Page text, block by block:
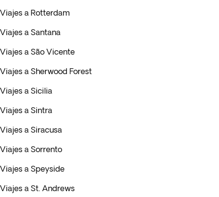
Viajes a Rotterdam
Viajes a Santana
Viajes a São Vicente
Viajes a Sherwood Forest
Viajes a Sicilia
Viajes a Sintra
Viajes a Siracusa
Viajes a Sorrento
Viajes a Speyside
Viajes a St. Andrews